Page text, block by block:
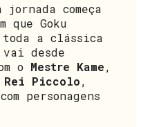
começa
que Goku
toda a clássica
desde
o Mestre Kame,
Rei Piccolo,
personagens